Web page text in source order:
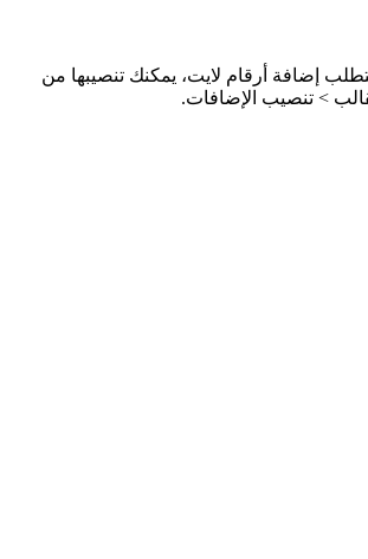
إضافة أرقام لايت، يمكنك تنصيبها من
> تنصيب الإضافات.